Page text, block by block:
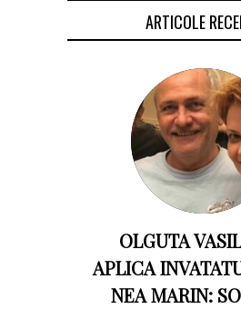
ARTICOLE
OLGUTA
APLICA
NEA MARIN: